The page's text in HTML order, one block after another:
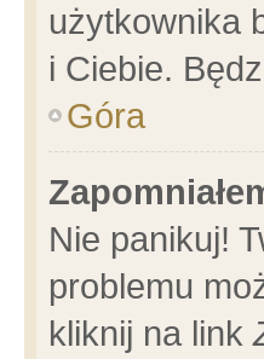
użytkownika
i Ciebie.
Góra
Nie panikuj!
problemu
kliknij na link